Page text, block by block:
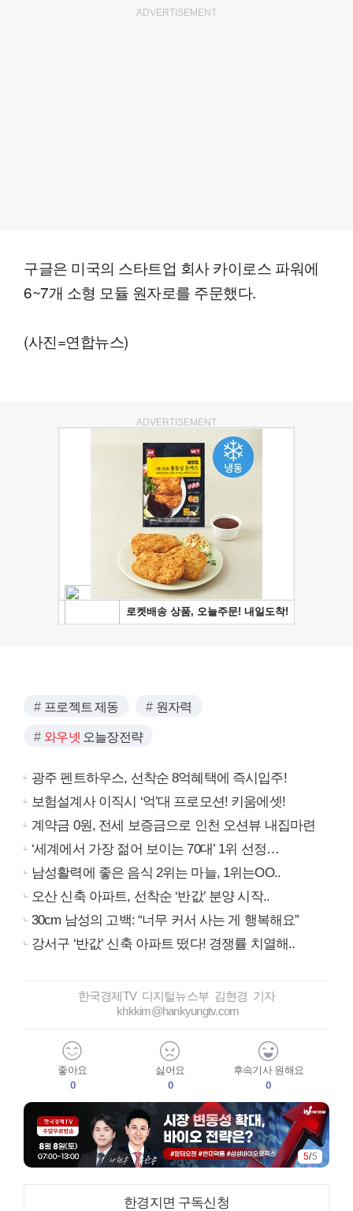
ADVERTISEMENT
구글은 미국의 스타트업 회사 카이로스 파워에
6~7개 소형 모듈 원자로를 주문했다.
(사진=연합뉴스)
ADVERTISEMENT
프로젝트 제동 원자력
와우넷 오늘장전략
광주 펜트하우스, 선착순 8억혜택에 즉시입주!
보험설계사 이직시 ‘억’대 프로모션! 키움에셋!
계약금 0원, 전세 보증금으로 인천 오션뷰 내집마련
‘세계에서 가장 젊어 보이는 70대’ 1위 선정…
남성활력에 좋은 음식 2위는 마늘, 1위는OO..
오산 신축 아파트, 선착순 ‘반값’ 분양 시작..
30cm 남성의 고백: “너무 커서 사는 게 행복해요”
강서구 ‘반값’ 신축 아파트 떴다! 경쟁률 치열해..
한국경제TV 디지털뉴스부 김현경 기자
khkkim@hankyungtv.com
좋아요
0
싫어요
0
후속기사 원해요
0
5/5
한경지면 구독신청